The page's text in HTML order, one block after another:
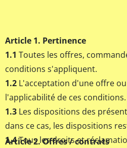
Article 1. Pertinence
1.1 Toutes les offres,
conditions s'appliquent.
1.2 L'acceptation d'une offre
l'applicabilité de ces conditions.
1.3 Les dispositions des
dans ce cas, les dispositions
1.4Tous les droits et
Article 2. Offres / contrats